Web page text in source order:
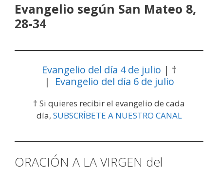
Evangelio según San Mateo 8,
28-34
Evangelio del día 4 de julio | †
| Evangelio del día 6 de julio
† Si quieres recibir el evangelio de cada
día, SUBSCRÍBETE A NUESTRO CANAL
ORACIÓN A LA VIRGEN del